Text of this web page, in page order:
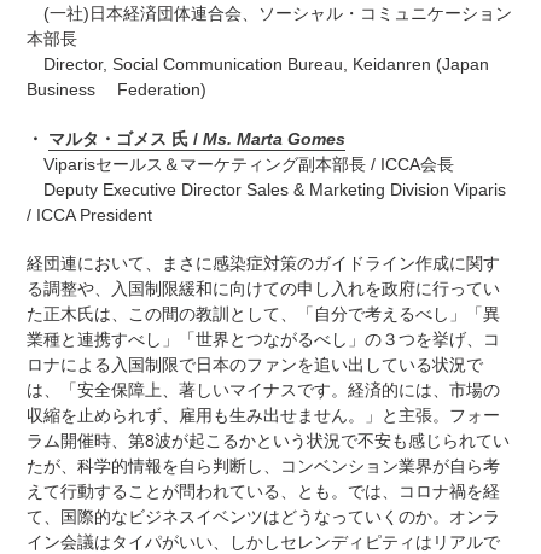
(一社)日本経済団体連合会、ソーシャル・コミュニケーション
本部長
Director, Social Communication Bureau, Keidanren (Japan
Business Federation)
・ マルタ・ゴメス 氏 / Ms. Marta Gomes
Viparisセールス＆マーケティング副本部長 / ICCA会長
Deputy Executive Director Sales & Marketing Division Viparis
/ ICCA President
経団連において、まさに感染症対策のガイドライン作成に関す
る調整や、入国制限緩和に向けての申し入れを政府に行ってい
た正木氏は、この間の教訓として、「自分で考えるべし」「異
業種と連携すべし」「世界とつながるべし」の３つを挙げ、コ
ロナによる入国制限で日本のファンを追い出している状況で
は、「安全保障上、著しいマイナスです。経済的には、市場の
収縮を止められず、雇用も生み出せません。」と主張。フォー
ラム開催時、第8波が起こるかという状況で不安も感じられてい
たが、科学的情報を自ら判断し、コンベンション業界が自ら考
えて行動することが問われている、とも。では、コロナ禍を経
て、国際的なビジネスイベンツはどうなっていくのか。オンラ
イン会議はタイパがいい、しかしセレンディピティはリアルで